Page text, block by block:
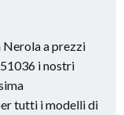
a prezzi
i nostri
tutti i modelli di